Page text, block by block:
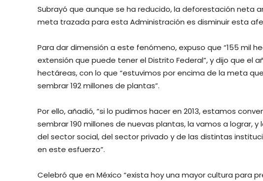
Subrayó que aunque se ha reducido, la deforestación neta
meta trazada para esta Administración es disminuir esta
Para dar dimensión a este fenómeno, expuso que “155 mil
extensión que puede tener el Distrito Federal”, y dijo que el
hectáreas, con lo que “estuvimos por encima de la meta
sembrar 192 millones de plantas”.
Por ello, añadió, “si lo pudimos hacer en 2013, estamos
sembrar 190 millones de nuevas plantas, la vamos a lograr,
del sector social, del sector privado y de las distintas
en este esfuerzo”.
Celebró que en México “exista hoy una mayor cultura para